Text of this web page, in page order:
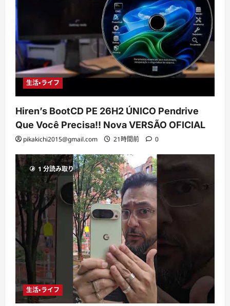
生活・ライフ
Hiren’s BootCD PE 26H2 ÚNICO Pendrive
Que Você Precisa!! Nova VERSÃO OFICIAL
pikakichi2015@gmail.com 21時間前 0
1 分読み取り
生活・ライフ